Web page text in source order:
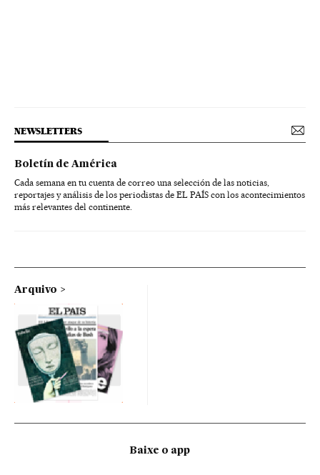
NEWSLETTERS
Boletín de América
Cada semana en tu cuenta de correo una selección de las noticias,
reportajes y análisis de los periodistas de EL PAÍS con los acontecimientos
más relevantes del continente.
Arquivo
Baixe o app